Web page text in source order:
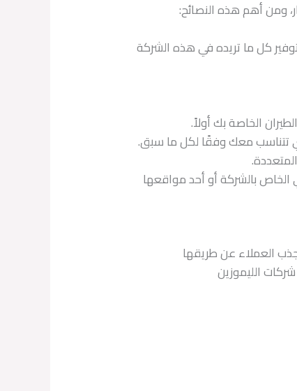
ومن أهم هذه النصائح:
كل ما تريده في هذه الشركة
الخاصة بك أولاً.
تتناسب معك وفقًا لكل ما سبق.
بالشركة أو أحد مواقعها
العملاء عن طريقها
الليموزين